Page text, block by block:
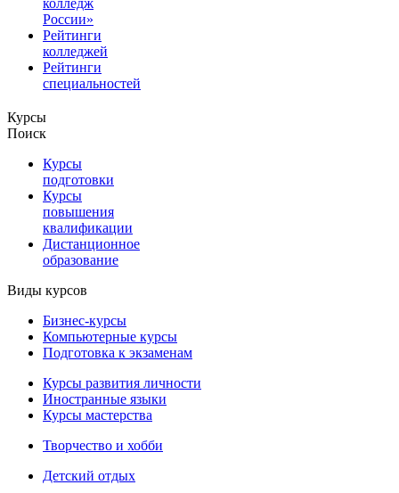
России»
Рейтинги
колледжей
Рейтинги
специальностей
Курсы
Поиск
Курсы
подготовки
Курсы
повышения
квалификации
Дистанционное
образование
Виды курсов
Бизнес-курсы
Компьютерные курсы
Подготовка к экзаменам
Курсы развития личности
Иностранные языки
Курсы мастерства
Творчество и хобби
Детский отдых